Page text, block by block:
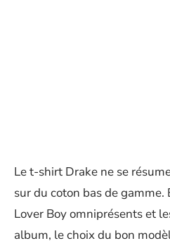
Le t-shirt Drake ne se
sur du coton bas de
Lover Boy omniprésents et
album, le choix du bon